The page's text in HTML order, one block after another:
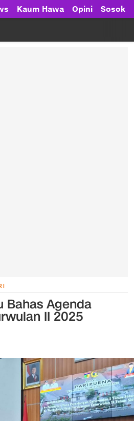
Kaum Hawa Opini Sosok
Bahas Agenda
II 2025